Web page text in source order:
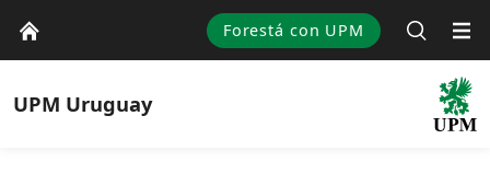
Forestá con UPM
UPM Uruguay